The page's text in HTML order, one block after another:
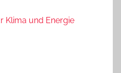
Klima und Energie